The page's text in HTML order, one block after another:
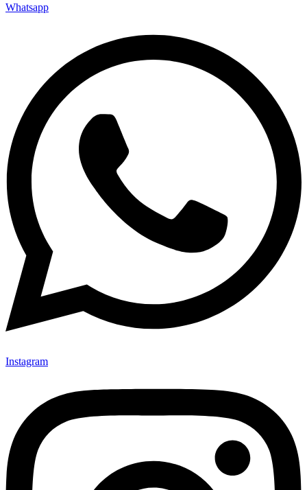
Whatsapp
Instagram